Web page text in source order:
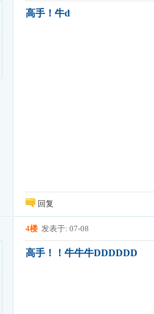
高手！牛d
回复
4楼 发表于: 07-08
高手！！牛牛牛DDDDDD